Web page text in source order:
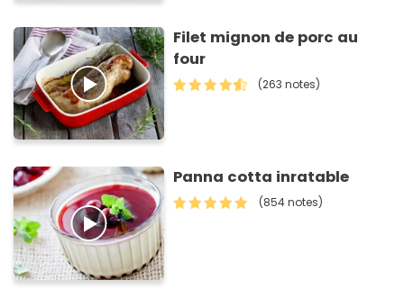
Filet mignon de porc au
four
(263 notes)
Panna cotta inratable
(854 notes)